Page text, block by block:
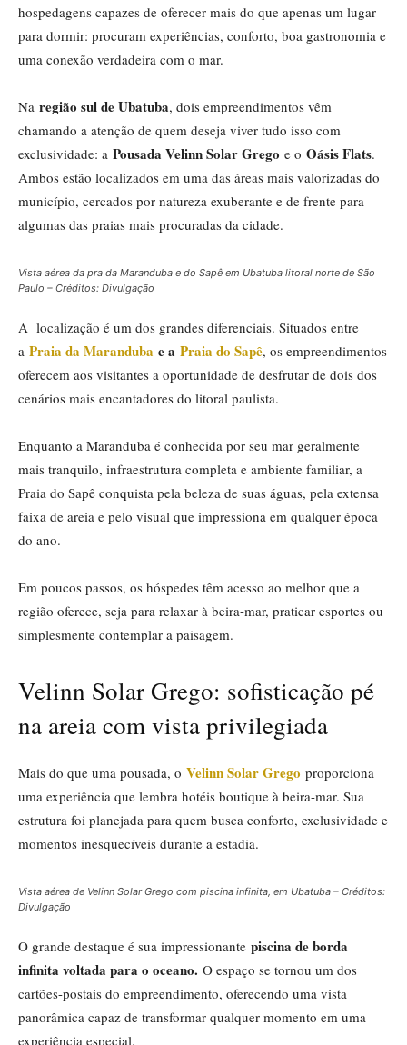
hospedagens capazes de oferecer mais do que apenas um lugar
para dormir: procuram experiências, conforto, boa gastronomia e
uma conexão verdadeira com o mar.
Na região sul de Ubatuba, dois empreendimentos vêm
chamando a atenção de quem deseja viver tudo isso com
exclusividade: a Pousada Velinn Solar Grego e o Oásis Flats.
Ambos estão localizados em uma das áreas mais valorizadas do
município, cercados por natureza exuberante e de frente para
algumas das praias mais procuradas da cidade.
Vista aérea da pra da Maranduba e do Sapê em Ubatuba litoral norte de São
Paulo – Créditos: Divulgação
A localização é um dos grandes diferenciais. Situados entre
a Praia da Maranduba e a Praia do Sapê, os empreendimentos
oferecem aos visitantes a oportunidade de desfrutar de dois dos
cenários mais encantadores do litoral paulista.
Enquanto a Maranduba é conhecida por seu mar geralmente
mais tranquilo, infraestrutura completa e ambiente familiar, a
Praia do Sapê conquista pela beleza de suas águas, pela extensa
faixa de areia e pelo visual que impressiona em qualquer época
do ano.
Em poucos passos, os hóspedes têm acesso ao melhor que a
região oferece, seja para relaxar à beira-mar, praticar esportes ou
simplesmente contemplar a paisagem.
Velinn Solar Grego: sofisticação pé
na areia com vista privilegiada
Mais do que uma pousada, o Velinn Solar Grego proporciona
uma experiência que lembra hotéis boutique à beira-mar. Sua
estrutura foi planejada para quem busca conforto, exclusividade e
momentos inesquecíveis durante a estadia.
Vista aérea de Velinn Solar Grego com piscina infinita, em Ubatuba – Créditos:
Divulgação
O grande destaque é sua impressionante piscina de borda
infinita voltada para o oceano. O espaço se tornou um dos
cartões-postais do empreendimento, oferecendo uma vista
panorâmica capaz de transformar qualquer momento em uma
experiência especial.